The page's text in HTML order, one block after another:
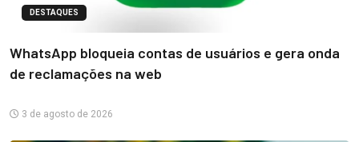
DESTAQUES
WhatsApp bloqueia contas de usuários e gera onda
de reclamações na web
3 de agosto de 2026